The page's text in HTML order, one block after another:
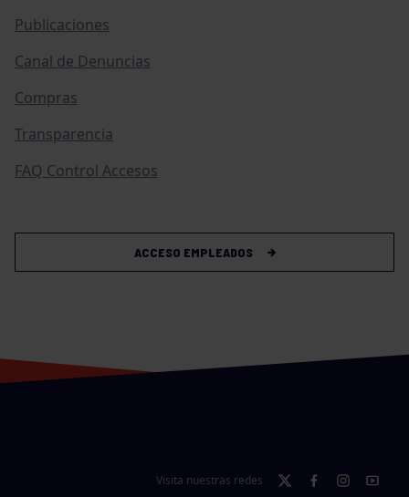
Publicaciones
Canal de Denuncias
Compras
Transparencia
FAQ Control Accesos
ACCESO EMPLEADOS
Visita nuestras redes